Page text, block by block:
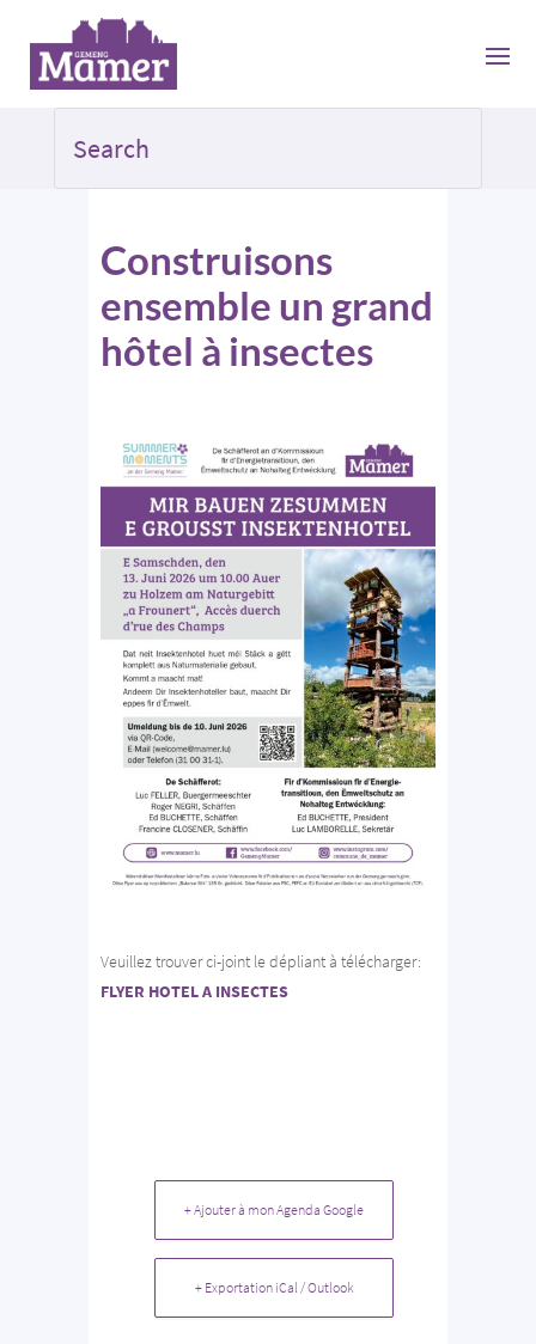
Construisons
ensemble un grand
hôtel à insectes
Veuillez trouver ci-joint le dépliant à télécharger:
FLYER HOTEL A INSECTES
+ Ajouter à mon Agenda Google
+ Exportation iCal / Outlook